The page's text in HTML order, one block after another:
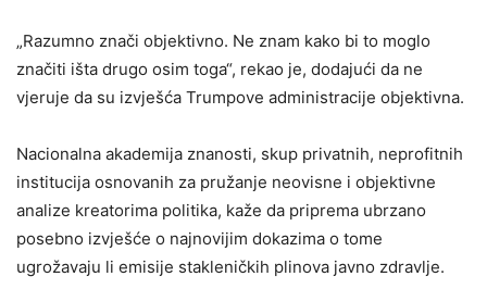
„Razumno znači objektivno. Ne znam kako bi to moglo
značiti išta drugo osim toga“, rekao je, dodajući da ne
vjeruje da su izvješća Trumpove administracije objektivna.
Nacionalna akademija znanosti, skup privatnih, neprofitnih
institucija osnovanih za pružanje neovisne i objektivne
analize kreatorima politika, kaže da priprema ubrzano
posebno izvješće o najnovijim dokazima o tome
ugrožavaju li emisije stakleničkih plinova javno zdravlje.